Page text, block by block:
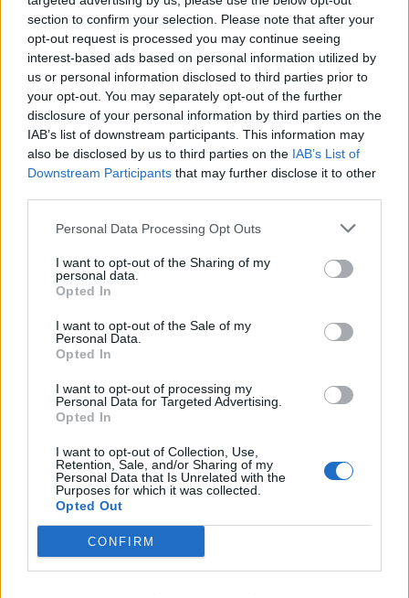
section to confirm your selection. Please note that after your
opt-out request is processed you may continue seeing
interest-based ads based on personal information utilized by
us or personal information disclosed to third parties prior to
your opt-out. You may separately opt-out of the further
disclosure of your personal information by third parties on the
IAB’s list of downstream participants. This information may
also be disclosed by us to third parties on the IAB’s List of
Downstream Participants that may further disclose it to other
Personal Data Processing Opt Outs
I want to opt-out of the Sharing of my
personal data.
Opted In
I want to opt-out of the Sale of my
Personal Data.
Opted In
I want to opt-out of processing my
Personal Data for Targeted Advertising.
Opted In
I want to opt-out of Collection, Use,
Retention, Sale, and/or Sharing of my
Personal Data that Is Unrelated with the
Purposes for which it was collected.
Opted Out
CONFIRM
Balotelli alla corte di Mancini
"Non sono un bad boy"
22/08/2010
Università, sì del Senato alla
riforma Stop a rettori e
La Rai dice addio alla moviola
Cassazione
31/07/2010
Cassazione
31/07/2010
Via libera alla Manovra: tutte le